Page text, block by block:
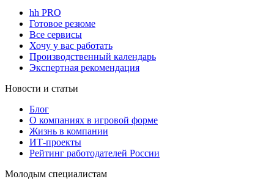
hh PRO
Готовое резюме
Все сервисы
Хочу у вас работать
Производственный календарь
Экспертная рекомендация
Новости и статьи
Блог
О компаниях в игровой форме
Жизнь в компании
ИТ-проекты
Рейтинг работодателей России
Молодым специалистам